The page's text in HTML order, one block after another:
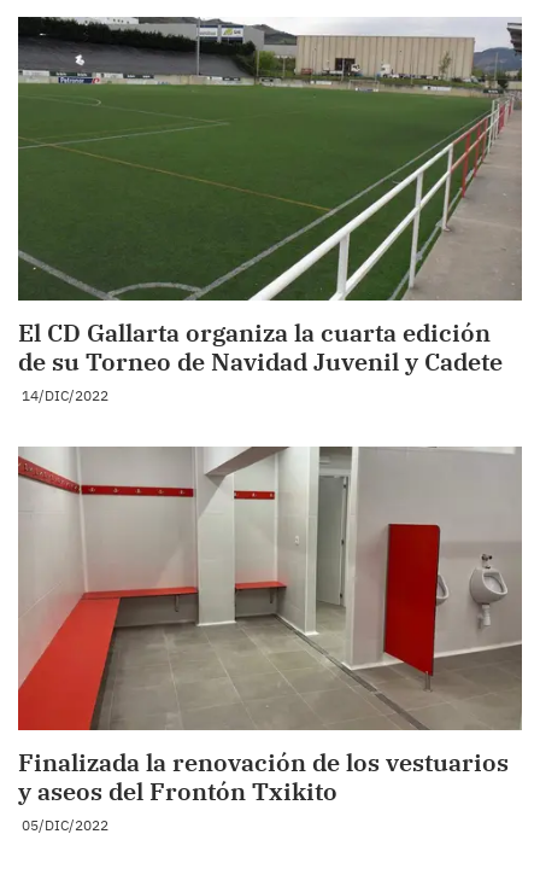
El CD Gallarta organiza la cuarta edición
de su Torneo de Navidad Juvenil y Cadete
14/DIC/2022
Finalizada la renovación de los vestuarios
y aseos del Frontón Txikito
05/DIC/2022